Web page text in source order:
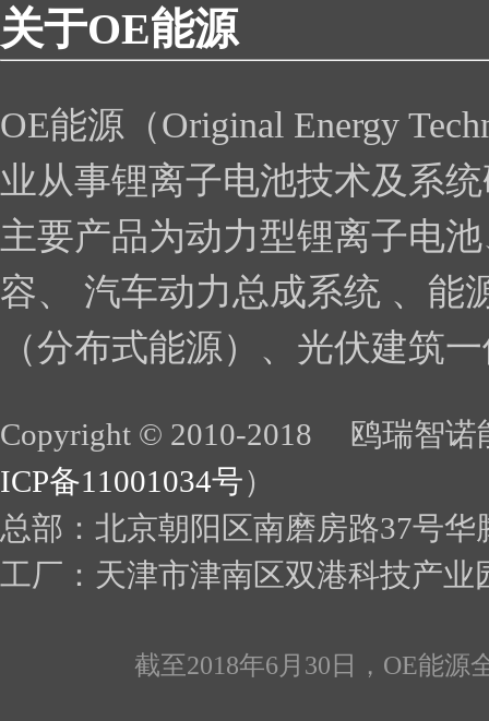
关于OE能源
OE能源（Original Energy
业从事锂离子电池技术及系
主要产品为动力型锂离子电
容、 汽车动力总成系统 、能
（分布式能源）、光伏建筑
Copyright © 2010-2018 鸥瑞智
ICP备11001034号）
总部：北京朝阳区南磨房路37号华
工厂：天津市津南区
截至2018年6月30日，OE能源